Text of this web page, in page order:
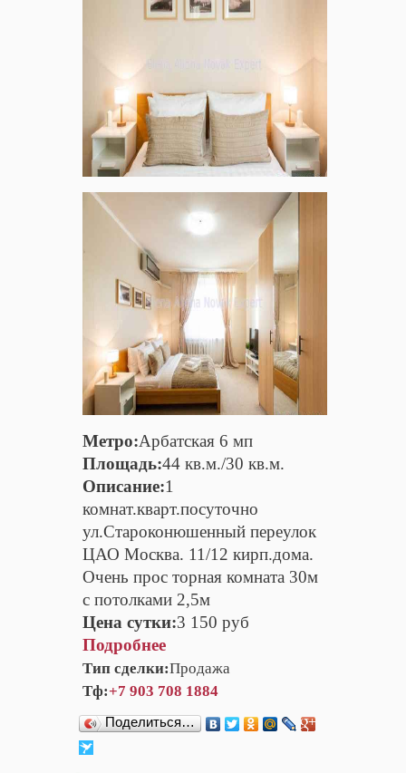
Метро:Арбатская 6 мп
Площадь:44 кв.м./30 кв.м.
Описание:1
комнат.кварт.посуточно
ул.Староконюшенный переулок
ЦАО Москва. 11/12 кирп.дома.
Очень прос торная комната 30м
с потолками 2,5м
Цена сутки:3 150 руб
Подробнее
Тип сделки:Продажа
Тф:+7 903 708 1884
Поделиться…